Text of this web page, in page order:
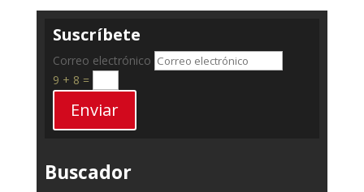
Suscríbete
Correo electrónico
9 + 8 =
Enviar
Buscador